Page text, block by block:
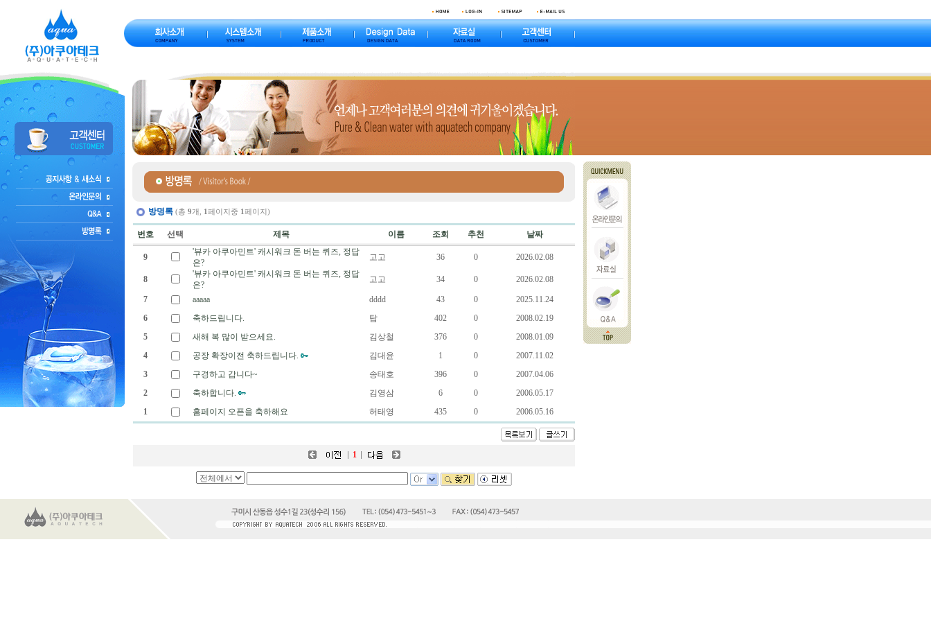
방명록 (총 9개, 1 페이지중 1 페이지)
번호 선택 제목 이름 조회 추천 날짜
9
'뷰카 아쿠아민트' 캐시워크 돈 버는 퀴즈, 정답
은?
고고 36 0 2026.02.08
8
'뷰카 아쿠아민트' 캐시워크 돈 버는 퀴즈, 정답
은?
고고 34 0 2026.02.08
7 aaaaa dddd 43 0
2025.11.24
6
축하드립니다. 탑 402 0
2008.02.19
5
새해 복 많이 받으세요. 김상철 376 0
2008.01.09
4
공장 확장이전 축하드립니다. 김대윤 1 0
2007.11.02
3
구경하고 갑니다~ 송태호 396 0
2007.04.06
2
축하합니다. 김영삼 6 0
2006.05.17
1
홈페이지 오픈을 축하해요 허태영 435 0 2006.05.16
1